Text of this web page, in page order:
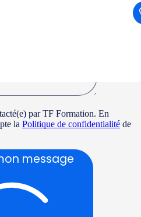
par TF Formation. En
la Politique de confidentialité de
message